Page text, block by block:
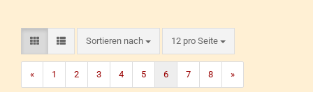
Sortieren nach
Sortieren nach 12 pro Seite
pro Seite
« 1 2 3 4 5 6 7 8 »